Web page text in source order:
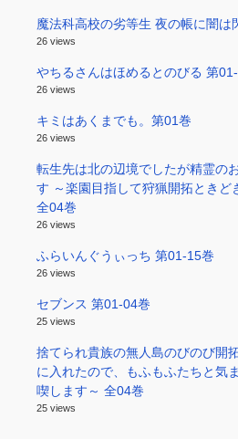
魔法科高校の劣等生 夜の帳に闇は
26 views
やちるさんはほめるとのびる 第
26 views
キミはあくまでも。第01巻
26 views
転生先は北の辺境でしたが精霊の
す ～楽園目指して狩猟開拓ときど
全04巻
26 views
ふらいんぐうぃっち 第01-15巻
26 views
セブンス 第01-04巻
25 views
捨てられ貴族の無人島のびのび開
に入れたので、もふもふたちと気
喫します～ 全04巻
25 views